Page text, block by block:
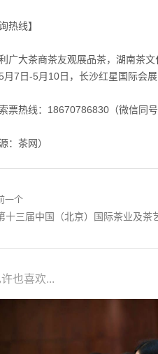
热线】
广大茶商茶友观展品茶，湖南茶
月7日-5月10日，长沙红星国际会
票热线：18670786830（微信同号
：茶网）
导航
一个
一篇：
十三届中国（北京）国际茶业及茶
也喜欢...